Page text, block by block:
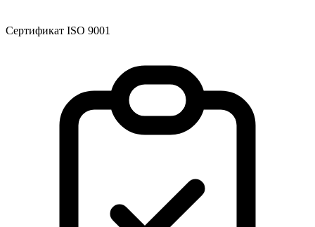
Сертификат ISO 9001